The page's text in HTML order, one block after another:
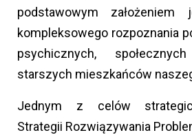
podstawowym
kompleksowego rozpoznania
psychicznych,
starszych mieszkańców
Jednym z celów
Strategii Rozwiązywania